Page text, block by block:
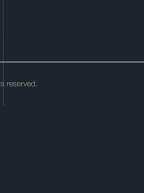
reserved.